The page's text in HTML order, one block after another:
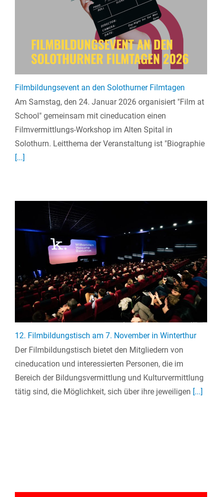
Filmbildungsevent an den Solothurner Filmtagen
Am Samstag, den 24. Januar 2026 organisiert "Film at
School" gemeinsam mit cineducation einen
Filmvermittlungs-Workshop im Alten Spital in
Solothurn. Leitthema der Veranstaltung ist "Biographie
[...]
12. Filmbildungstisch am 7. November in Winterthur
Der Filmbildungstisch bietet den Mitgliedern von
cineducation und interessierten Personen, die im
Bereich der Bildungsvermittlung und Kulturvermittlung
tätig sind, die Möglichkeit, sich über ihre jeweiligen [...]